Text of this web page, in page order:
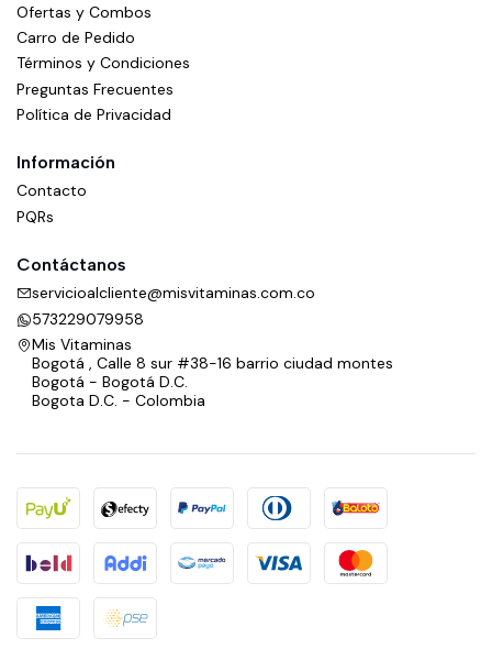
Ofertas y Combos
Carro de Pedido
Términos y Condiciones
Preguntas Frecuentes
Política de Privacidad
Información
Contacto
PQRs
Contáctanos
servicioalcliente@misvitaminas.com.co
573229079958
Mis Vitaminas
Bogotá , Calle 8 sur #38-16 barrio ciudad montes
Bogotá - Bogotá D.C.
Bogota D.C. - Colombia